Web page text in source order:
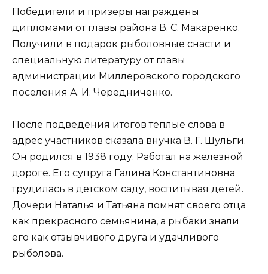
Победители и призеры награждены
дипломами от главы района В. С. Макаренко.
Получили в подарок рыболовные снасти и
специальную литературу от главы
администрации Миллеровского городского
поселения А. И. Чередниченко.
После подведения итогов теплые слова в
адрес участников сказала внучка В. Г. Шульги.
Он родился в 1938 году. Работал на железной
дороге. Его супруга Галина Константиновна
трудилась в детском саду, воспитывая детей.
Дочери Наталья и Татьяна помнят своего отца
как прекрасного семьянина, а рыбаки знали
его как отзывчивого друга и удачливого
рыболова.